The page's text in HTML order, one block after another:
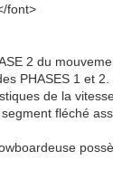
font>
2 du
PHASES 1 et 2.
de la
fléché